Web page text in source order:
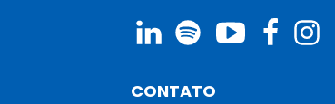
CONTATO